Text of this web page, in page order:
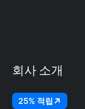
회사 소개
25% 적립